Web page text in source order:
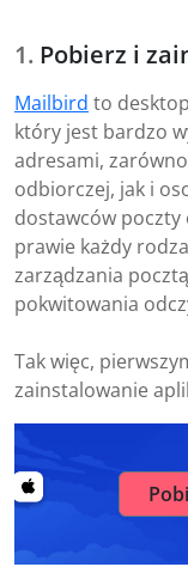
Pobierz i
Mailbird to
który jest bardzo
adresami,
odbiorczej, jak i
dostawców poczty
prawie każdy
zarządzania
pokwitowania
Tak więc,
zainstalowanie